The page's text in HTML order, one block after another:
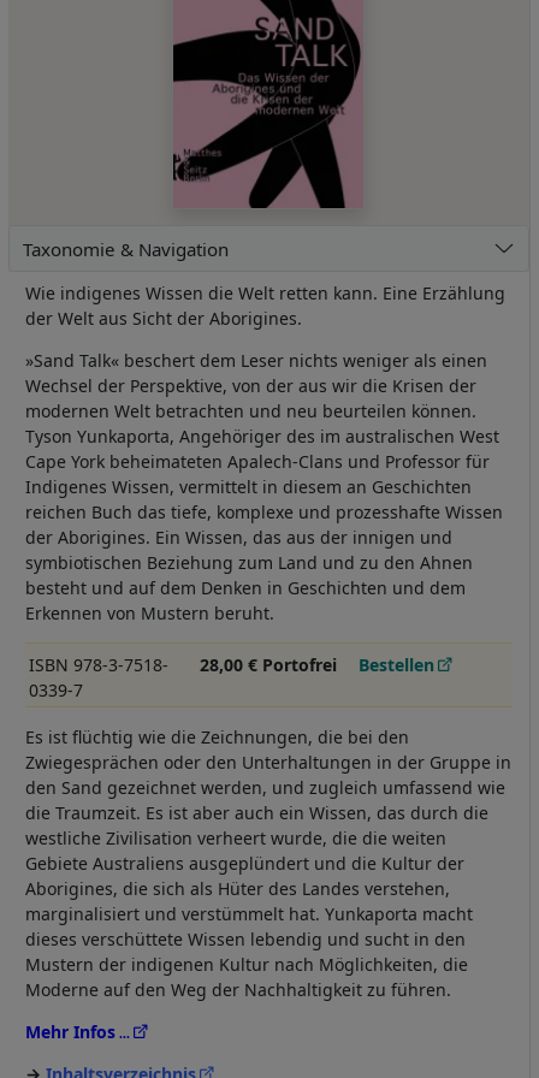
Taxonomie & Navigation
Wie indigenes Wissen die Welt retten kann. Eine Erzählung
der Welt aus Sicht der Aborigines.
»Sand Talk« beschert dem Leser nichts weniger als einen
Wechsel der Perspektive, von der aus wir die Krisen der
modernen Welt betrachten und neu beurteilen können.
Tyson Yunkaporta, Angehöriger des im australischen West
Cape York beheimateten Apalech-Clans und Professor für
Indigenes Wissen, vermittelt in diesem an Geschichten
reichen Buch das tiefe, komplexe und prozesshafte Wissen
der Aborigines. Ein Wissen, das aus der innigen und
symbiotischen Beziehung zum Land und zu den Ahnen
besteht und auf dem Denken in Geschichten und dem
Erkennen von Mustern beruht.
ISBN 978-3-7518-
0339-7
28,00 € Portofrei Bestellen
Es ist flüchtig wie die Zeichnungen, die bei den
Zwiegesprächen oder den Unterhaltungen in der Gruppe in
den Sand gezeichnet werden, und zugleich umfassend wie
die Traumzeit. Es ist aber auch ein Wissen, das durch die
westliche Zivilisation verheert wurde, die die weiten
Gebiete Australiens ausgeplündert und die Kultur der
Aborigines, die sich als Hüter des Landes verstehen,
marginalisiert und verstümmelt hat. Yunkaporta macht
dieses verschüttete Wissen lebendig und sucht in den
Mustern der indigenen Kultur nach Möglichkeiten, die
Moderne auf den Weg der Nachhaltigkeit zu führen.
Mehr Infos